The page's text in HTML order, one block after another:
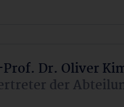
Dr. Oliver
der